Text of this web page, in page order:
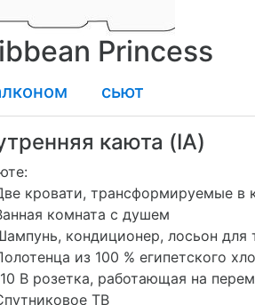
Princess
сьют
каюта (IA)
кровати, трансформируемые в
комната с душем
кондиционер, лосьон для
из 100 % египетского
В розетка, работающая на
ТВ